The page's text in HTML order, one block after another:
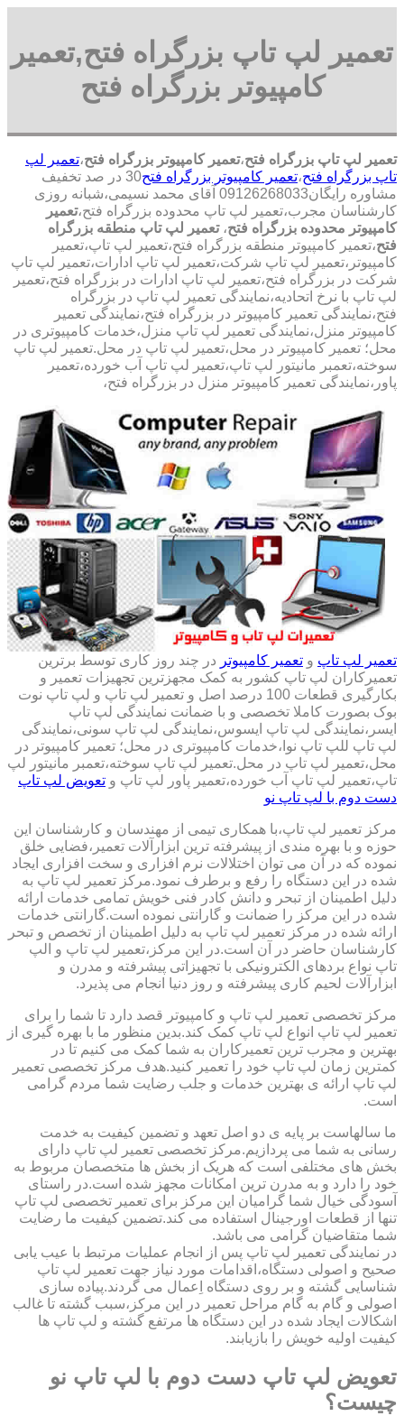
تعمیر لپ تاپ بزرگراه فتح,تعمیر
کامپیوتر بزرگراه فتح
تعمیر لپ تاپ بزرگراه فتح،تعمیر کامپیوتر بزرگراه فتح،تعمیر لپ
تاپ بزرگراه فتح،تعمیر کامپیوتر بزرگراه فتح
30 در صد تخفیف
مشاوره رایگان09126268033 آقای محمد نسیمی،شبانه روزی
کارشناسان مجرب،تعمیر لپ تاپ محدوده بزرگراه فتح،تعمیر
کامپیوتر محدوده بزرگراه فتح، تعمیر لپ تاپ منطقه بزرگراه
فتح،تعمیر کامپیوتر منطقه بزرگراه فتح،تعمیر لپ تاپ،تعمیر
کامپیوتر،تعمیر لپ تاپ شرکت،تعمیر لپ تاپ ادارات،تعمیر لپ تاپ
شرکت در بزرگراه فتح،تعمیر لپ تاپ ادارات در بزرگراه فتح،تعمیر
لپ تاپ با نرخ اتحادیه،نمایندگی تعمیر لپ تاپ در بزرگراه
فتح،نمایندگی تعمیر کامپیوتر در بزرگراه فتح،نمایندگی تعمیر
کامپیوتر منزل،نمایندگی تعمیر لپ تاپ منزل،خدمات کامپیوتری در
محل؛ تعمیر کامپیوتر در محل،تعمیر لپ تاپ در محل.تعمیر لپ تاپ
سوخته،تعمبر مانیتور لپ تاپ،تعمیر لپ تاپ آب خورده،تعمیر
پاور،نمایندگی تعمیر کامپیوتر منزل در بزرگراه فتح،
تعمیر لپ تاپ و تعمیر کامپیوتر در چند روز کاری توسط برترین
تعمیرکاران لپ تاپ کشور به کمک مجهزترین تجهیزات تعمیر و
بکارگیری قطعات 100 درصد اصل و تعمیر لپ تاپ و لپ تاپ نوت
بوک بصورت کاملا تخصصی و با ضمانت نمایندگی لپ تاپ
ایسر،نمایندگی لپ تاپ ایسوس،نمایندگی لپ تاپ سونی،نمایندگی
لپ تاپ للپ تاپ نوا،خدمات کامپیوتری در محل؛ تعمیر کامپیوتر در
محل،تعمیر لپ تاپ در محل.تعمیر لپ تاپ سوخته،تعمبر مانیتور لپ
تاپ،تعمیر لپ تاپ آب خورده،تعمیر پاور لپ تاپ و تعویض لپ تاپ
دست دوم با لپ تاپ نو
مرکز تعمیر لپ تاپ،با همکاری تیمی از مهندسان و کارشناسان این
حوزه و با بهره مندی از پیشرفته ترین ابزارآلات تعمیر،فضایی خلق
نموده که در آن می توان اختلالات نرم افزاری و سخت افزاری ایجاد
شده در این دستگاه را رفع و برطرف نمود.مرکز تعمیر لپ تاپ به
دلیل اطمینان از تبحر و دانش کادر فنی خویش تمامی خدمات ارائه
شده در این مرکز را ضمانت و گارانتی نموده است.گارانتی خدمات
ارائه شده در مرکز تعمیر لپ تاپ به دلیل اطمینان از تخصص و تبحر
کارشناسان حاضر در آن است.در این مرکز،تعمیر لپ تاپ و الپ
تاپ نواع بردهای الکترونیکی با تجهیزاتی پیشرفته و مدرن و
ابزارآلات لحیم کاری پیشرفته و روز دنیا انجام می پذیرد.
مرکز تخصصی تعمیر لپ تاپ و کامپیوتر قصد دارد تا شما را برای
تعمیر لپ تاپ انواع لپ تاپ کمک کند.بدین منظور ما با بهره گیری از
بهترین و مجرب ترین تعمیرکاران به شما کمک می کنیم تا در
کمترین زمان لپ تاپ خود را تعمیر کنید.هدف مرکز تخصصی تعمیر
لپ تاپ ارائه ی بهترین خدمات و جلب رضایت شما مردم گرامی
است.
ما سالهاست بر پایه ی دو اصل تعهد و تضمین کیفیت به خدمت
رسانی به شما می پردازیم.مرکز تخصصی تعمیر لپ تاپ دارای
بخش های مختلفی است که هریک از بخش ها متخصصان مربوط به
خود را دارد و به مدرن ترین امکانات مجهز شده است.در راستای
آسودگی خیال شما گرامیان این مرکز برای تعمیر تخصصی لپ تاپ
تنها از قطعات اورجینال استفاده می کند.تضمین کیفیت ما رضایت
شما متقاضیان گرامی می باشد.
در نمایندگی تعمیر لپ تاپ پس از انجام عملیات مرتبط با عیب یابی
صحیح و اصولی دستگاه،اقدامات مورد نیاز جهت تعمیر لپ تاپ
شناسایی گشته و بر روی دستگاه اِعمال می گردند.پیاده سازی
اصولی و گام به گام مراحل تعمیر در این مرکز،سبب گشته تا غالب
اشکالات ایجاد شده در این دستگاه ها مرتفع گشته و لپ تاپ ها
کیفیت اولیه خویش را بازیابند.
تعویض لپ تاپ دست دوم با لپ تاپ نو
چیست؟